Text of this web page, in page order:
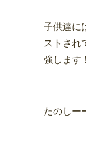
子供達に
ストされ
強します
たのしー